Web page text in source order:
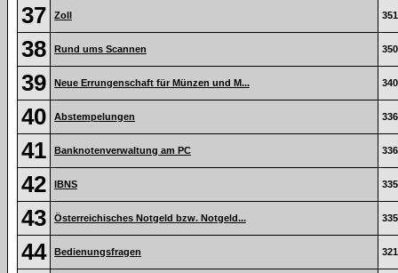
37 Zoll
38 Rund ums Scannen
39 Neue Errungenschaft für Münzen und M...
40 Abstempelungen
41 Banknotenverwaltung am PC
42 IBNS
43 Österreichisches Notgeld bzw. Notgeld...
44 Bedienungsfragen